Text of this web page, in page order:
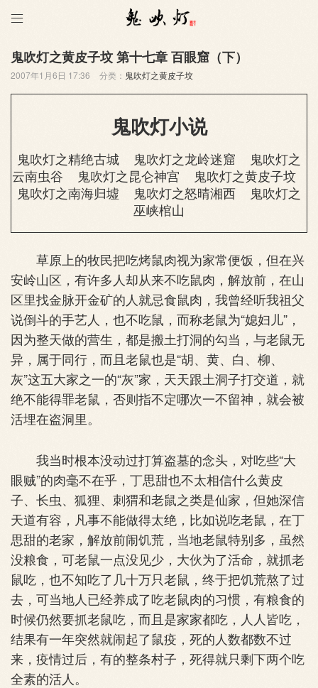

鬼吹灯之黄皮子坟 第十七章 百眼窟（下）
2007年1月6日 17:36 分类： 鬼吹灯之黄皮子坟
鬼吹灯小说
鬼吹灯之精绝古城 鬼吹灯之龙岭迷窟
鬼吹灯之
云南虫谷
鬼吹灯之昆仑神宫
鬼吹灯之黄皮子坟
鬼吹灯之南海归墟
鬼吹灯之怒晴湘西
鬼吹灯之
巫峡棺山
草原上的牧民把吃烤鼠肉视为家常便饭，但在兴
安岭山区，有许多人却从来不吃鼠肉，解放前，在山
区里找金脉开金矿的人就忌食鼠肉，我曾经听我祖父
说倒斗的手艺人，也不吃鼠，而称老鼠为“媳妇儿”，
因为整天做的营生，都是搬土打洞的勾当，与老鼠无
异，属于同行，而且老鼠也是“胡、黄、白、柳、
灰”这五大家之一的“灰”家，天天跟土洞子打交道，就
绝不能得罪老鼠，否则指不定哪次一不留神，就会被
活埋在盗洞里。
我当时根本没动过打算盗墓的念头，对吃些“大
眼贼”的肉毫不在乎，丁思甜也不太相信什么黄皮
子、长虫、狐狸、刺猬和老鼠之类是仙家，但她深信
天道有容，凡事不能做得太绝，比如说吃老鼠，在丁
思甜的老家，解放前闹饥荒，当地老鼠特别多，虽然
没粮食，可老鼠一点没见少，大伙为了活命，就抓老
鼠吃，也不知吃了几十万只老鼠，终于把饥荒熬了过
去，可当地人已经养成了吃老鼠肉的习惯，有粮食的
时候仍然要抓老鼠吃，而且是家家都吃，人人皆吃，
结果有一年突然就闹起了鼠疫，死的人数都数不过
来，疫情过后，有的整条村子，死得就只剩下两个吃
全素的活人。